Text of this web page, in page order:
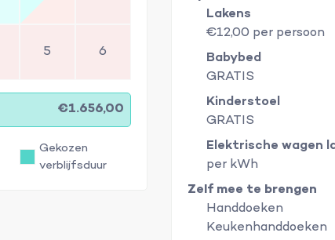
5 6
€1.656,00
Gekozen
verblijfsduur
Lakens
€12,00 per persoon
Babybed
GRATIS
Kinderstoel
GRATIS
Elektrische wagen
per kWh
Zelf mee te brengen
Handdoeken
Keukenhanddoeken